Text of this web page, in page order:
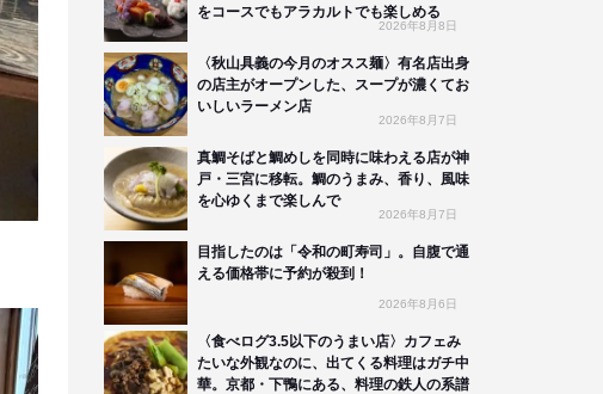
をコースでもアラカルトでも楽しめる
2026年8月8日
〈秋山具義の今月のオスス麺〉有名店出身
の店主がオープンした、スープが濃くてお
いしいラーメン店
2026年8月7日
真鯛そばと鯛めしを同時に味わえる店が神
戸・三宮に移転。鯛のうまみ、香り、風味
を心ゆくまで楽しんで
2026年8月7日
目指したのは「令和の町寿司」。自腹で通
える価格帯に予約が殺到！
2026年8月6日
〈食べログ3.5以下のうまい店〉カフェみ
たいな外観なのに、出てくる料理はガチ中
華。京都・下鴨にある、料理の鉄人の系譜